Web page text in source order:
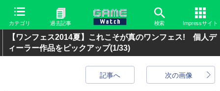
カテゴリ 過去記事 検索 Impressサイト
【ワンフェス2014夏】これこそが真のワンフェス! 個人デ
ィーラー作品をピックアップ(1/33)
次の画像
記事へ